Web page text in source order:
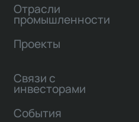
Отрасли
промышленности
Проекты
Связи с
инвесторами
События